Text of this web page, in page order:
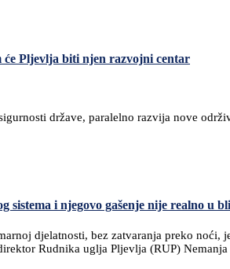
Pljevlja biti njen razvojni centar
države, paralelno razvija nove
sistema i njegovo gašenje nije realno u
djelatnosti, bez zatvaranja preko
Rudnika uglja Pljevlja (RUP)